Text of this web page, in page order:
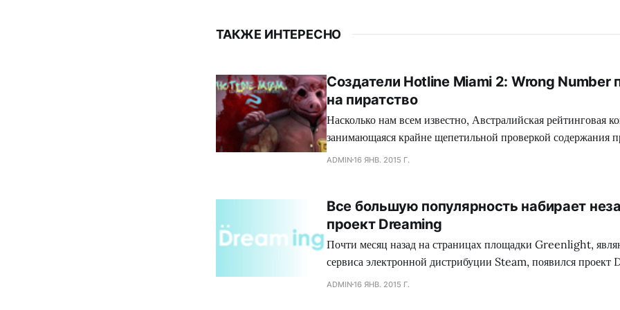
ТАКЖЕ ИНТЕРЕСНО
Создатели Hotline Miami 2: Wrong Number
на пиратство
Насколько нам всем известно, Австралийская рейтинговая
занимающаяся крайне щепетильной проверкой содержания
производит современная игровая индустрия, подвергает
зеленного континента. Так сказать, под нож могло попасть
коллектива Dennaton
ADMIN16 ЯНВ. 2015 Г.
Все большую популярность набирает
проект Dreaming
Почти месяц назад на страницах площадки Greenlight,
сервиса электронной дистрибуции Steam, появился
обладающий необыкновенным сеттингом, а также
ADMIN16 ЯНВ. 2015 Г.